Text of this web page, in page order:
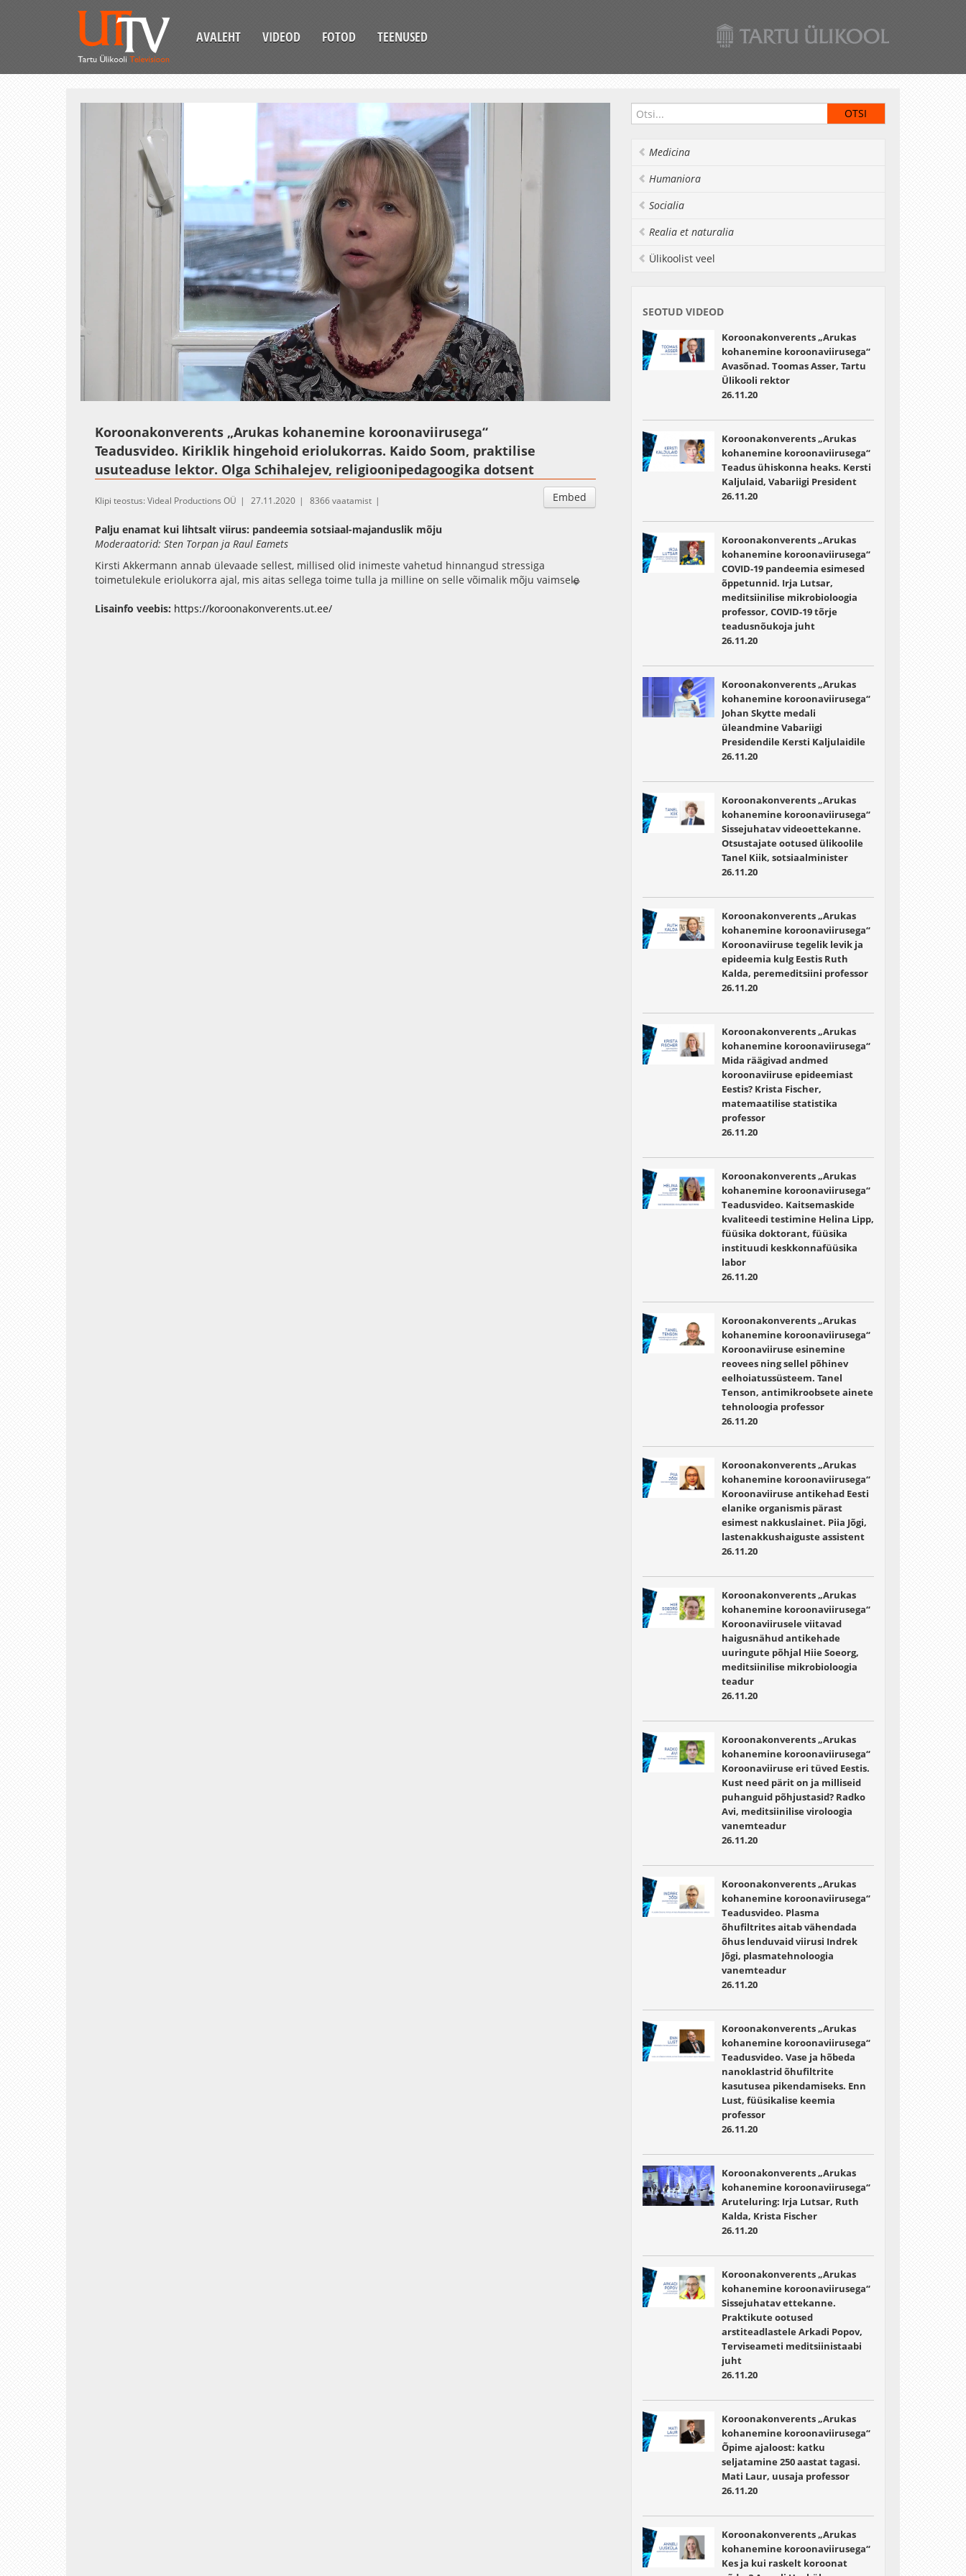
AVALEHT VIDEOD FOTOD TEENUSED
Loaded:
31.09%
Esituskiirused
Koroonakonverents „Arukas kohanemine koroonaviirusega“
Teadusvideo. Kiriklik hingehoid eriolukorras. Kaido Soom, praktilise
usuteaduse lektor. Olga Schihalejev, religioonipedagoogika dotsent
Embed
Klipi teostus: Videal Productions OÜ 27.11.2020 8366 vaatamist
Palju enamat kui lihtsalt viirus: pandeemia sotsiaal-majanduslik mõju
Moderaatorid: Sten Torpan ja Raul Eamets
Kirsti Akkermann annab ülevaade sellest, millised olid inimeste vahetud hinnangud stressiga
toimetulekule eriolukorra ajal, mis aitas sellega toime tulla ja milline on selle võimalik mõju vaimsele
mille tulemuste põhjal koostatakse vaimse tervise näitajate seirepakett.
Lisainfo veebis: https://koroonakonverents.ut.ee/
Medicina
Humaniora
Socialia
Realia et naturalia
Ülikoolist veel
SEOTUD VIDEOD
Koroonakonverents „Arukas
kohanemine koroonaviirusega“
Avasõnad. Toomas Asser, Tartu
Ülikooli rektor
26.11.20
Koroonakonverents „Arukas
kohanemine koroonaviirusega“
Teadus ühiskonna heaks. Kersti
Kaljulaid, Vabariigi President
26.11.20
Koroonakonverents „Arukas
kohanemine koroonaviirusega“
COVID-19 pandeemia esimesed
õppetunnid. Irja Lutsar,
meditsiinilise mikrobioloogia
professor, COVID-19 tõrje
teadusnõukoja juht
26.11.20
Koroonakonverents „Arukas
kohanemine koroonaviirusega“
Johan Skytte medali
üleandmine Vabariigi
Presidendile Kersti Kaljulaidile
26.11.20
Koroonakonverents „Arukas
kohanemine koroonaviirusega“
Sissejuhatav videoettekanne.
Otsustajate ootused ülikoolile
Tanel Kiik, sotsiaalminister
26.11.20
Koroonakonverents „Arukas
kohanemine koroonaviirusega“
Koroonaviiruse tegelik levik ja
epideemia kulg Eestis Ruth
Kalda, peremeditsiini professor
26.11.20
Koroonakonverents „Arukas
kohanemine koroonaviirusega“
Mida räägivad andmed
koroonaviiruse epideemiast
Eestis? Krista Fischer,
matemaatilise statistika
professor
26.11.20
Koroonakonverents „Arukas
kohanemine koroonaviirusega“
Teadusvideo. Kaitsemaskide
kvaliteedi testimine Helina Lipp,
füüsika doktorant, füüsika
instituudi keskkonnafüüsika
labor
26.11.20
Koroonakonverents „Arukas
kohanemine koroonaviirusega“
Koroonaviiruse esinemine
reovees ning sellel põhinev
eelhoiatussüsteem. Tanel
Tenson, antimikroobsete ainete
tehnoloogia professor
26.11.20
Koroonakonverents „Arukas
kohanemine koroonaviirusega“
Koroonaviiruse antikehad Eesti
elanike organismis pärast
esimest nakkuslainet. Piia Jõgi,
lastenakkushaiguste assistent
26.11.20
Koroonakonverents „Arukas
kohanemine koroonaviirusega“
Koroonaviirusele viitavad
haigusnähud antikehade
uuringute põhjal Hiie Soeorg,
meditsiinilise mikrobioloogia
teadur
26.11.20
Koroonakonverents „Arukas
kohanemine koroonaviirusega“
Koroonaviiruse eri tüved Eestis.
Kust need pärit on ja milliseid
puhanguid põhjustasid? Radko
Avi, meditsiinilise viroloogia
vanemteadur
26.11.20
Koroonakonverents „Arukas
kohanemine koroonaviirusega“
Teadusvideo. Plasma
õhufiltrites aitab vähendada
õhus lenduvaid viirusi Indrek
Jõgi, plasmatehnoloogia
vanemteadur
26.11.20
Koroonakonverents „Arukas
kohanemine koroonaviirusega“
Teadusvideo. Vase ja hõbeda
nanoklastrid õhufiltrite
kasutusea pikendamiseks. Enn
Lust, füüsikalise keemia
professor
26.11.20
Koroonakonverents „Arukas
kohanemine koroonaviirusega“
Aruteluring: Irja Lutsar, Ruth
Kalda, Krista Fischer
26.11.20
Koroonakonverents „Arukas
kohanemine koroonaviirusega“
Sissejuhatav ettekanne.
Praktikute ootused
arstiteadlastele Arkadi Popov,
Terviseameti meditsiinistaabi
juht
26.11.20
Koroonakonverents „Arukas
kohanemine koroonaviirusega“
Õpime ajaloost: katku
seljatamine 250 aastat tagasi.
Mati Laur, uusaja professor
26.11.20
Koroonakonverents „Arukas
kohanemine koroonaviirusega“
Kes ja kui raskelt koroonat